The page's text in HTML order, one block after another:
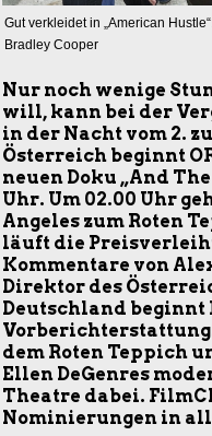
Gut verkleidet in „American
Bradley Cooper
Nur noch wenige
will, kann bei der
in der Nacht vom 2.
Österreich beginnt
neuen Doku „And The
Uhr. Um 02.00 Uhr
Angeles zum Roten
läuft die
Kommentare von
Direktor des
Deutschland beginnt
dem Roten Teppich
Ellen DeGenres
Theatre dabei.
Nominierungen in